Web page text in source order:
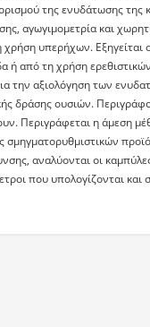
της ενυδάτωσης της
αγωγιμομετρία και
υπερήχων. Εξηγείται
ή από τη χρήση
την αξιολόγηση των
δράσης ουσιών.
Περιγράφεται η άμεση
σμηγματορυθμιστικών
αναλύονται οι
που υπολογίζονται